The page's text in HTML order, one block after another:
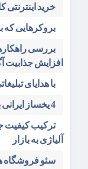
خرید
بروکرهایی‌ که
بررسی
افزایش جذابیت
با هدایای
4 یخساز ایرانی برتر
ترکیب کیفیت
آلیاژی به بازار
سئو فروشگاه‌